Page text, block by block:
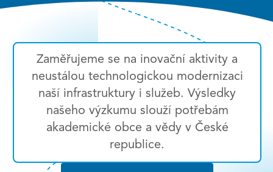
univerzit.cz/
Zaměřujeme se na inovační aktivity a
neustálou technologickou modernizaci
naší infrastruktury i služeb. Výsledky
našeho výzkumu slouží potřebám
akademické obce a vědy v České
republice.